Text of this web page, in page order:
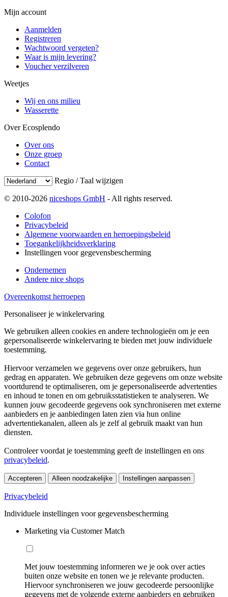
Mijn account
Aanmelden
Registreren
Wachtwoord vergeten?
Waar is mijn levering?
Voucher verzilveren
Weetjes
Wij en ons milieu
Wasserette
Over Ecosplendo
Over ons
Onze groep
Contact
Regio / Taal wijzigen
© 2010-2026 niceshops GmbH - All rights reserved.
Colofon
Privacybeleid
Algemene voorwaarden en herroepingsbeleid
Toegankelijkheidsverklaring
Instellingen voor gegevensbescherming
Ondernemen
Andere nice shops
Overeenkomst herroepen
Personaliseer je winkelervaring
We gebruiken alleen cookies en andere technologieën om je een
gepersonaliseerde winkelervaring te bieden met jouw individuele
toestemming.
Hiervoor verzamelen we gegevens over onze gebruikers, hun
gedrag en apparaten. We gebruiken deze gegevens om onze website
voortdurend te optimaliseren, om je gepersonaliseerde advertenties
en inhoud te tonen en om gebruiksstatistieken te analyseren. We
kunnen jouw gecodeerde gegevens ook synchroniseren met externe
aanbieders en je aanbiedingen laten zien via hun online
advertentiekanalen, alleen als je zelf al gebruik maakt van hun
diensten.
Controleer voordat je toestemming geeft de instellingen en ons
privacybeleid.
Accepteren Alleen noodzakelijke Instellingen aanpassen
Privacybeleid
Individuele instellingen voor gegevensbescherming
Marketing via Customer Match
Met jouw toestemming informeren we je ook over acties
buiten onze website en tonen we je relevante producten.
Hiervoor synchroniseren we jouw gecodeerde persoonlijke
gegevens met de volgende externe aanbieders en gebruiken